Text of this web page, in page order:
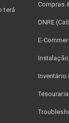
terá
Compras
DNRE
E-
Inventário